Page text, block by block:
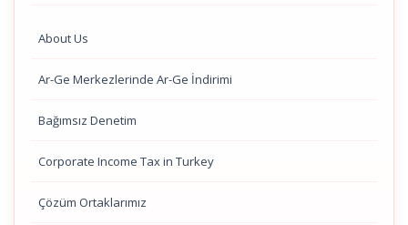
About Us
Ar-Ge Merkezlerinde Ar-Ge İndirimi
Bağımsız Denetim
Corporate Income Tax in Turkey
Çözüm Ortaklarımız